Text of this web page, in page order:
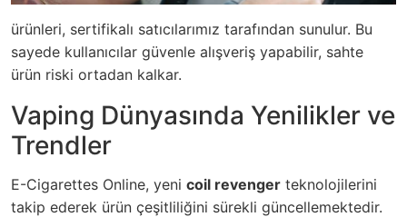
ürünleri, sertifikalı satıcılarımız tarafından sunulur. Bu
sayede kullanıcılar güvenle alışveriş yapabilir, sahte
ürün riski ortadan kalkar.
Vaping Dünyasında Yenilikler ve
Trendler
E-Cigarettes Online, yeni coil revenger teknolojilerini
takip ederek ürün çeşitliliğini sürekli güncellemektedir.